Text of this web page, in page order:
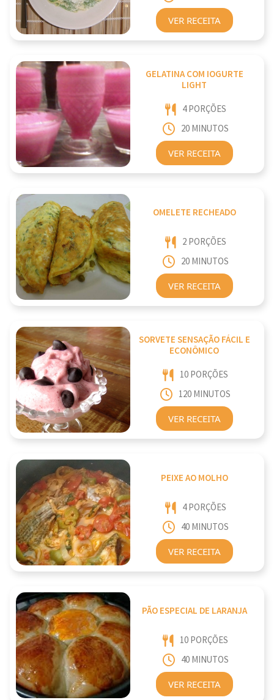
VER RECEITA
GELATINA COM IOGURTE
LIGHT
4 PORÇÕES
20 MINUTOS
VER RECEITA
OMELETE RECHEADO
2 PORÇÕES
20 MINUTOS
VER RECEITA
SORVETE SENSAÇÃO FÁCIL E
ECONÔMICO
10 PORÇÕES
120 MINUTOS
VER RECEITA
PEIXE AO MOLHO
4 PORÇÕES
40 MINUTOS
VER RECEITA
PÃO ESPECIAL DE LARANJA
10 PORÇÕES
40 MINUTOS
VER RECEITA